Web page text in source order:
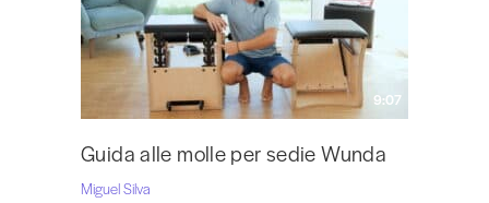
9:07
Guida alle molle per sedie Wunda
Miguel Silva